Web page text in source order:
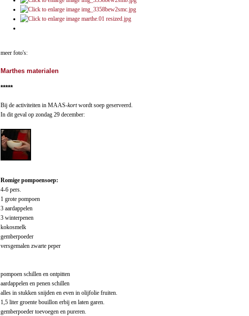
meer foto's:
Marthes materialen
*****
Bij de activiteiten in MAAS-kortwordt soep geserveerd.
In dit geval op zondag 29 december:
Romige pompoensoep:
4-6 pers.
1 grote pompoen
3 aardappelen
3 winterpenen
kokosmelk
gemberpoeder
versgemalen zwarte peper
pompoen schillen en ontpitten
aardappelen en penen schillen
alles in stukken snijden en even in olijfolie fruiten.
1,5 liter groente bouillon erbij en laten garen.
gemberpoeder toevoegen en pureren.